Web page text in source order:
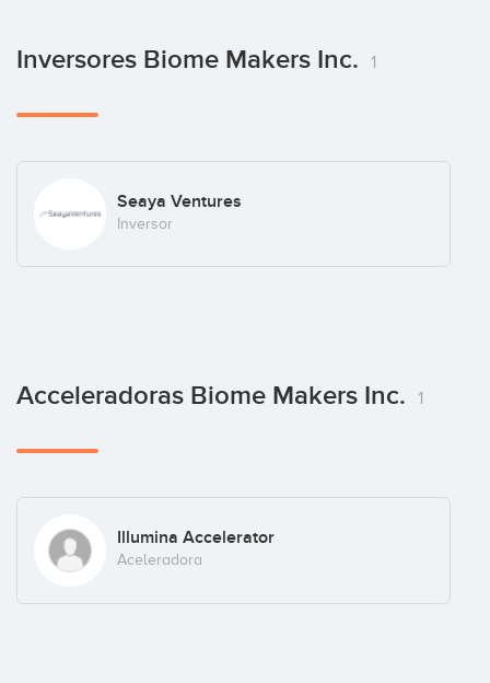
Inversores Biome Makers Inc. 1
Seaya Ventures
Inversor
Acceleradoras Biome Makers Inc. 1
Illumina Accelerator
Aceleradora